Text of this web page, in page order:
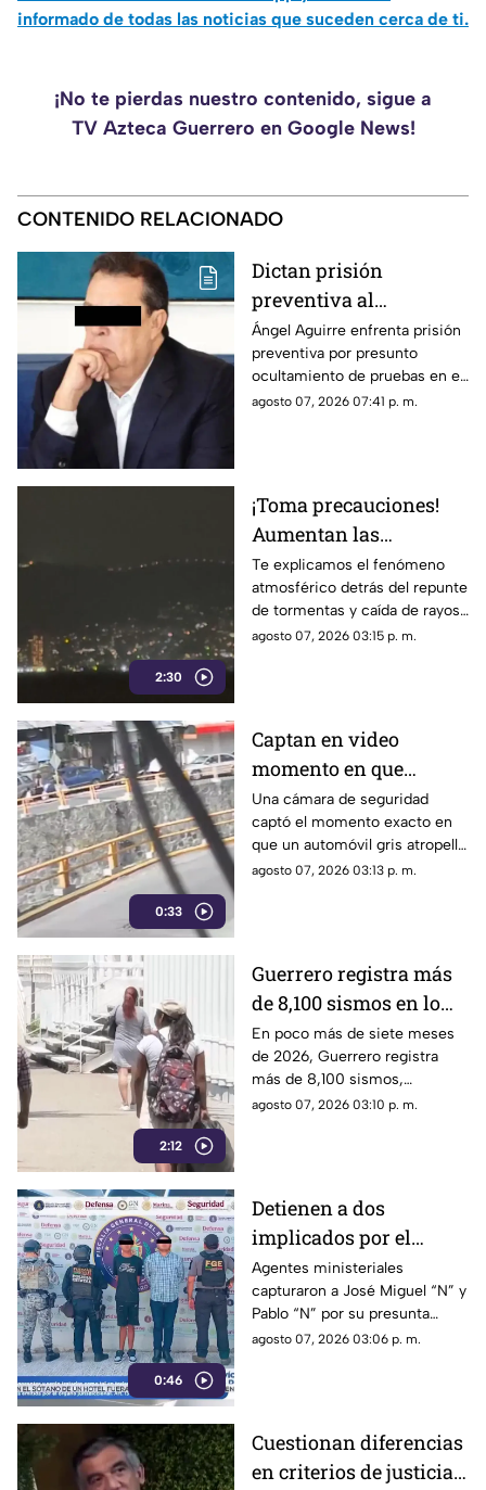
informado de todas las noticias que suceden cerca de ti.
¡No te pierdas nuestro contenido, sigue a
TV Azteca Guerrero en Google News!
CONTENIDO RELACIONADO
Dictan prisión
preventiva al
exgobernador Ángel
Aguirre por presunto
ocultamiento de
pruebas en el caso
Ángel Aguirre enfrenta prisión
preventiva por presunto
ocultamiento de pruebas en el
caso de los 43 normalistas de
agosto 07, 2026 07:41 p. m.
2:30
¡Toma precauciones!
Aumentan las
tormentas eléctricas y
lluvias intensas en
Acapulco
Te explicamos el fenómeno
atmosférico detrás del repunte
de tormentas y caída de rayos
en el puerto.
agosto 07, 2026 03:15 p. m.
0:33
Captan en video
momento en que
vehículo embiste a una
familia en
Chilpancingo
Una cámara de seguridad
captó el momento exacto en
que un automóvil gris atropelló
a una familia que caminaba
agosto 07, 2026 03:13 p. m.
2:12
Guerrero registra más
de 8,100 sismos en lo
que va de 2026, el año
con mayor sismicidad
de los últimos cinco
años
En poco más de siete meses
de 2026, Guerrero registra
más de 8,100 sismos,
posicionándose como el año
agosto 07, 2026 03:10 p. m.
0:46
Detienen a dos
implicados por el
homicidio de Violeta en
su estética en Acapulco
Agentes ministeriales
capturaron a José Miguel “N” y
Pablo “N” por su presunta
responsabilidad en el
agosto 07, 2026 03:06 p. m.
Cuestionan diferencias
en criterios de justicia